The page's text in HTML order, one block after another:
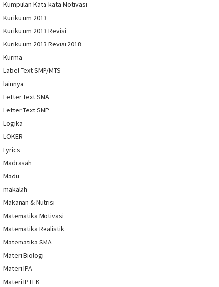
Kumpulan Kata-kata Motivasi
Kurikulum 2013
Kurikulum 2013 Revisi
Kurikulum 2013 Revisi 2018
Kurma
Label Text SMP/MTS
lainnya
Letter Text SMA
Letter Text SMP
Logika
LOKER
Lyrics
Madrasah
Madu
makalah
Makanan & Nutrisi
Matematika Motivasi
Matematika Realistik
Matematika SMA
Materi Biologi
Materi IPA
Materi IPTEK